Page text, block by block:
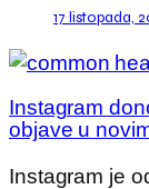
17 listopada,
Instagram
objave u
Instagram je